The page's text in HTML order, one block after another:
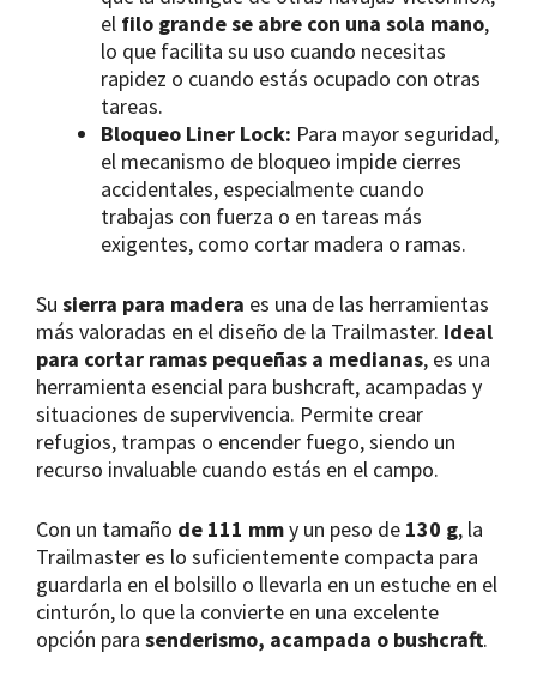
el filo grande se abre con una sola mano,
lo que facilita su uso cuando necesitas
rapidez o cuando estás ocupado con otras
tareas.
Bloqueo Liner Lock: Para mayor seguridad,
el mecanismo de bloqueo impide cierres
accidentales, especialmente cuando
trabajas con fuerza o en tareas más
exigentes, como cortar madera o ramas.
Su sierra para madera es una de las herramientas
más valoradas en el diseño de la Trailmaster. Ideal
para cortar ramas pequeñas a medianas, es una
herramienta esencial para bushcraft, acampadas y
situaciones de supervivencia. Permite crear
refugios, trampas o encender fuego, siendo un
recurso invaluable cuando estás en el campo.
Con un tamaño de 111 mmy un peso de 130 g, la
Trailmaster es lo suficientemente compacta para
guardarla en el bolsillo o llevarla en un estuche en el
cinturón, lo que la convierte en una excelente
opción para senderismo, acampada o bushcraft.